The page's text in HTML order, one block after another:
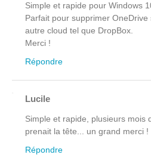
Simple et rapide pour Windows
Parfait pour supprimer OneDrive
autre cloud tel que DropBox.
Merci !
Répondre
Lucile
Simple et rapide, plusieurs mois
prenait la tête... un grand merci !
Répondre